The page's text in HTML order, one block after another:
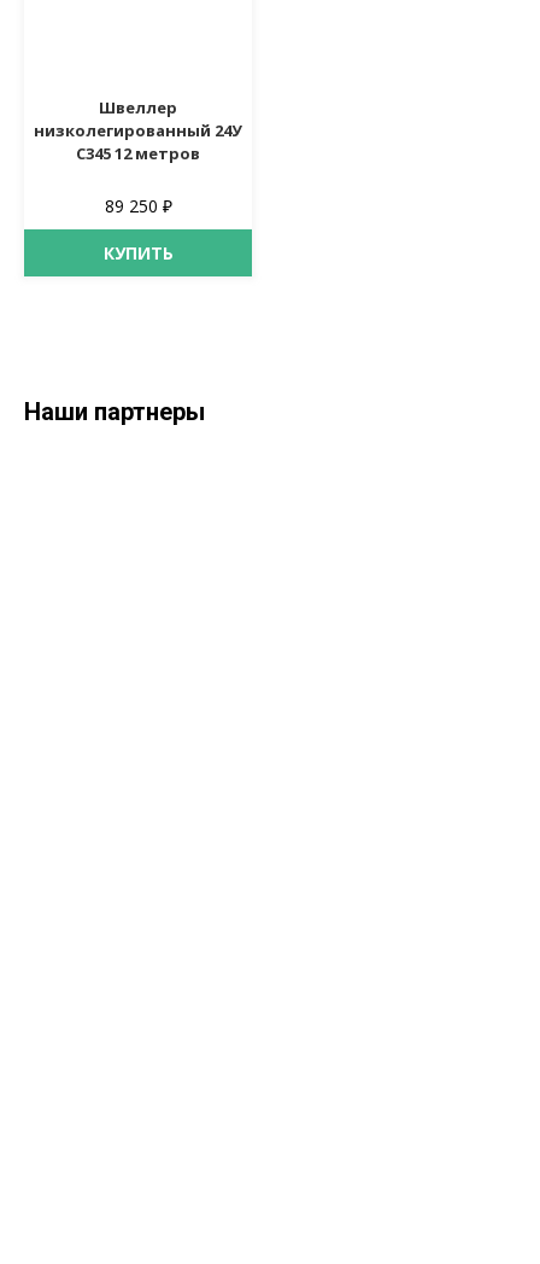
Швеллер
низколегированный 24У
С345 12 метров
89 250 ₽
КУПИТЬ
Наши партнеры